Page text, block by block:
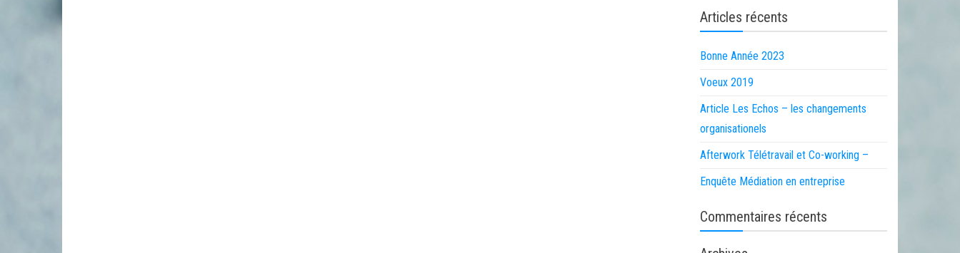
Articles récents
Bonne Année 2023
Voeux 2019
Article Les Echos – les changements
organisationels
Afterwork Télétravail et Co-working –
Enquête Médiation en entreprise
Commentaires récents